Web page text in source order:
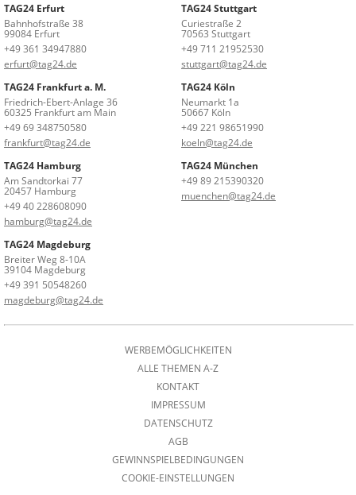
TAG24 Erfurt
Bahnhofstraße 38
99084 Erfurt
+49 361 34947880
erfurt@tag24.de
TAG24 Stuttgart
Curiestraße 2
70563 Stuttgart
+49 711 21952530
stuttgart@tag24.de
TAG24 Frankfurt a. M.
Friedrich-Ebert-Anlage 36
60325 Frankfurt am Main
+49 69 348750580
frankfurt@tag24.de
TAG24 Köln
Neumarkt 1a
50667 Köln
+49 221 98651990
koeln@tag24.de
TAG24 Hamburg
Am Sandtorkai 77
20457 Hamburg
+49 40 228608090
hamburg@tag24.de
TAG24 München
+49 89 215390320
muenchen@tag24.de
TAG24 Magdeburg
Breiter Weg 8-10A
39104 Magdeburg
+49 391 50548260
magdeburg@tag24.de
WERBEMÖGLICHKEITEN
ALLE THEMEN A-Z
KONTAKT
IMPRESSUM
DATENSCHUTZ
AGB
GEWINNSPIELBEDINGUNGEN
COOKIE-EINSTELLUNGEN